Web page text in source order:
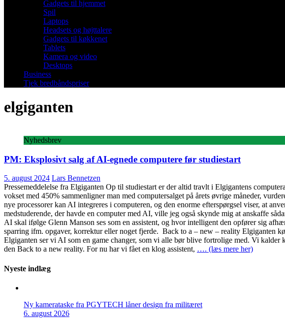
Gadgets til hjemmet
Spil
Laptops
Headsets og højttalere
Gadgets til køkkenet
Tablets
Kamera og video
Desktops
Business
Tjek bredbåndspriser
elgiganten
Nyhedsbrev
PM: Eksplosivt salg af AI-egnede computere før studiestart
5. august 2024 Lars Bennetzen
Pressemeddelelse fra Elgiganten Op til studiestart er der altid travlt i Elgigantens
vokset med 450% sammenligner man med computersalget på årets øvrige måneder,
nye processorer kan AI integreres i computeren, og den enorme efterspørgsel viser, at
medstuderende, der havde en computer med AI, ville jeg også skynde mig at anskaffe
AI skal ifølge Glenn Manson ses som en assistent, og hvor intelligent den opfører sig
sparring ifm. opgaver, korrektur eller noget fjerde. Back to a – new – reality Elgiganten
Elgiganten ser vi AI som en game changer, som vi alle bør blive fortrolige med. Vi
den Back to a new reality. For nu har vi fået en klog assistent, …. (læs mere her)
Nyeste indlæg
Ny kamerataske fra PGYTECH låner design fra militæret
6. august 2026